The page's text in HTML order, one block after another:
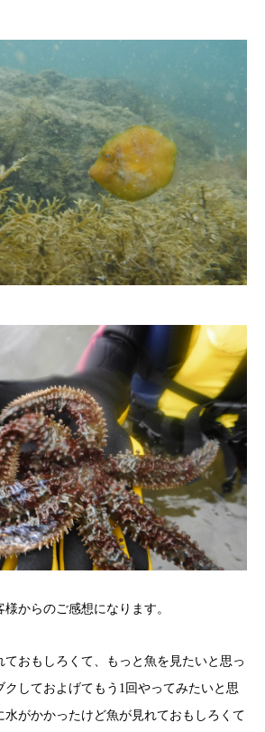
からのご感想になります。
ておもしろくて、もっと魚を見たいと思っ
クしておよげてもう1回やってみたいと思
水がかかったけど魚が見れておもしろくて